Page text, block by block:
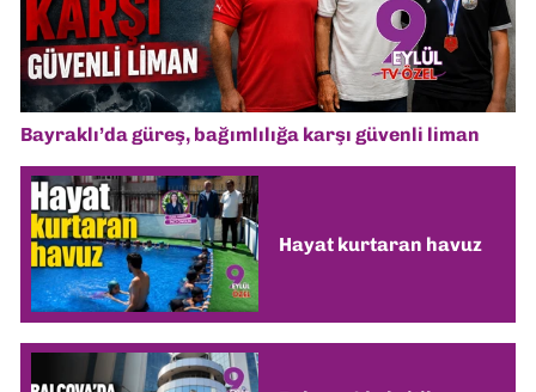
Bayraklı’da güreş, bağımlılığa karşı güvenli liman
Hayat kurtaran havuz